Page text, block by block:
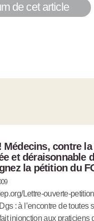
de cet article
Médecins, contre
et déraisonnable
la pétition du
Lettre-ouverte-
: à l’encontre de toutes
injonction aux praticiens